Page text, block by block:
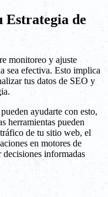
Estrategia de
monitoreo y ajuste
sea efectiva. Esto implica
tus datos de SEO y
ayudarte con esto,
herramientas pueden
de tu sitio web, el
en motores de
decisiones informadas